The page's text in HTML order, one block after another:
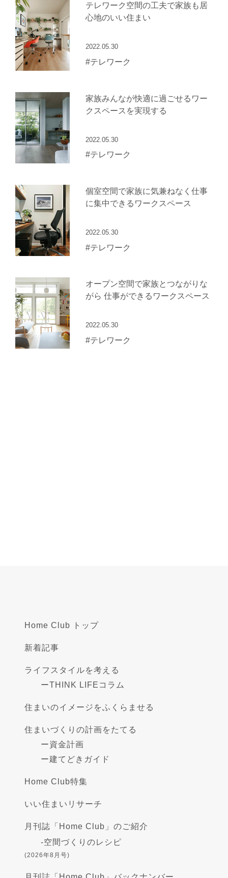
テレワーク空間の工夫で家族も居
心地のいい住まい
2022.05.30
#テレワーク
家族みんなが快適に過ごせるワー
クスペースを実現する
2022.05.30
#テレワーク
個室空間で家族に気兼ねなく仕事
に集中できるワークスペース
2022.05.30
#テレワーク
オープン空間で家族とつながりな
がら 仕事ができるワークスペース
2022.05.30
#テレワーク
Home Club トップ
新着記事
ライフスタイルを考える
ーTHINK LIFEコラム
住まいのイメージをふくらませる
住まいづくりの計画をたてる
ー資金計画
ー建てどきガイド
Home Club特集
いい住まいリサーチ
月刊誌「Home Club」のご紹介
-空間づくりのレシピ
(2026年8月号)